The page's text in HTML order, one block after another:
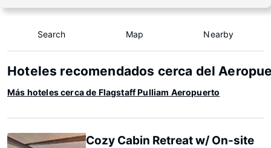
Search Map Nearby
Hoteles recomendados cerca del
Más hoteles cerca de Flagstaff Pulliam Aeropuerto
Cozy Cabin Retreat w/ On-site